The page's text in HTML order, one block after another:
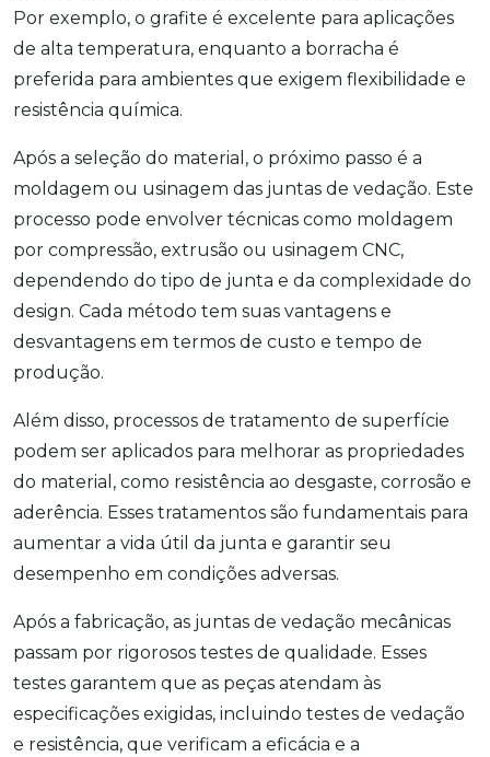
Por exemplo, o grafite é excelente para aplicações
de alta temperatura, enquanto a borracha é
preferida para ambientes que exigem flexibilidade e
resistência química.
Após a seleção do material, o próximo passo é a
moldagem ou usinagem das juntas de vedação. Este
processo pode envolver técnicas como moldagem
por compressão, extrusão ou usinagem CNC,
dependendo do tipo de junta e da complexidade do
design. Cada método tem suas vantagens e
desvantagens em termos de custo e tempo de
produção.
Além disso, processos de tratamento de superfície
podem ser aplicados para melhorar as propriedades
do material, como resistência ao desgaste, corrosão e
aderência. Esses tratamentos são fundamentais para
aumentar a vida útil da junta e garantir seu
desempenho em condições adversas.
Após a fabricação, as juntas de vedação mecânicas
passam por rigorosos testes de qualidade. Esses
testes garantem que as peças atendam às
especificações exigidas, incluindo testes de vedação
e resistência, que verificam a eficácia e a